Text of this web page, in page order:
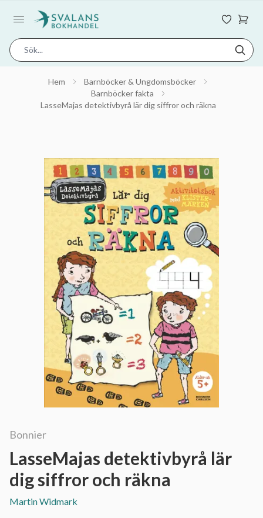
Hem
Barnböcker & Ungdomsböcker
Barnböcker fakta
LasseMajas detektivbyrå lär dig siffror och räkna
Bonnier
LasseMajas detektivbyrå lär
dig siffror och räkna
Martin Widmark